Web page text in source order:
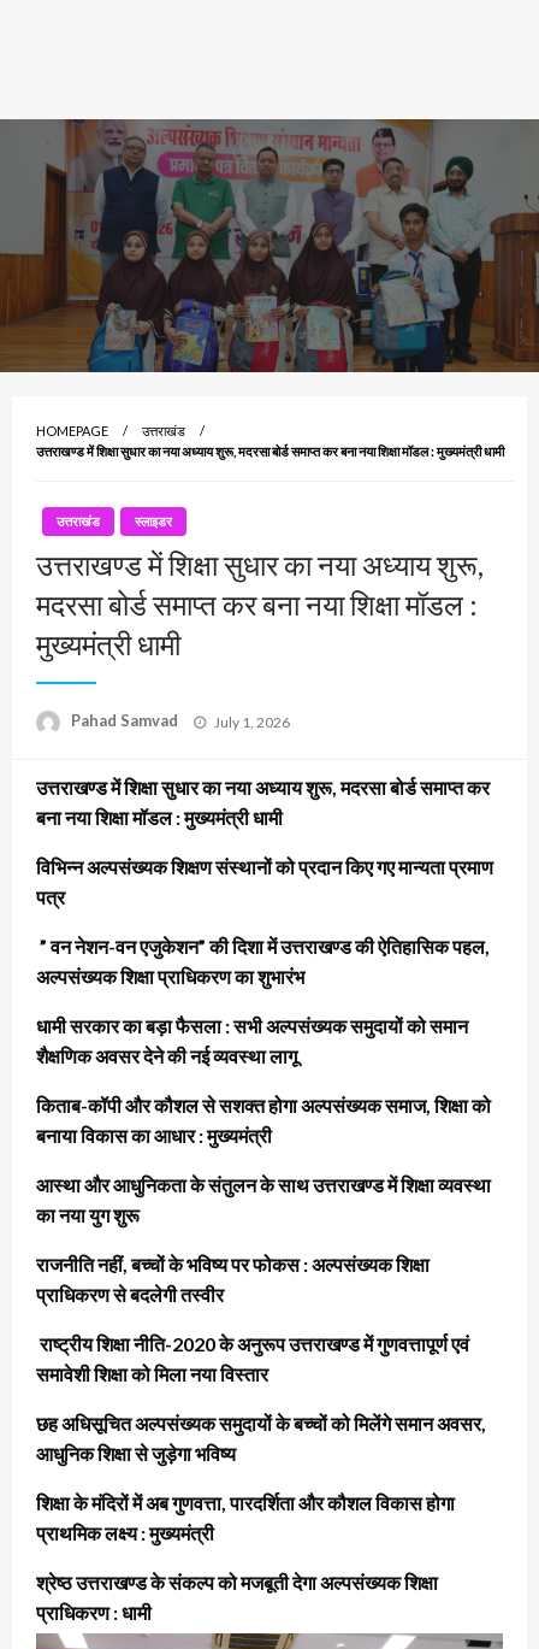
HOMEPAGE
उत्तराखंड
उत्तराखण्ड में शिक्षा सुधार का नया अध्याय शुरू, मदरसा बोर्ड समाप्त कर बना नया शिक्षा मॉडल : मुख्यमंत्री धामी
उत्तराखंड स्लाइडर
उत्तराखण्ड में शिक्षा सुधार का नया अध्याय शुरू,
मदरसा बोर्ड समाप्त कर बना नया शिक्षा मॉडल :
मुख्यमंत्री धामी
Pahad Samvad
Posted
July 1, 2026
उत्तराखण्ड में शिक्षा सुधार का नया अध्याय शुरू, मदरसा बोर्ड समाप्त कर
बना नया शिक्षा मॉडल : मुख्यमंत्री धामी
विभिन्न अल्पसंख्यक शिक्षण संस्थानों को प्रदान किए गए मान्यता प्रमाण
पत्र
” वन नेशन-वन एजुकेशन” की दिशा में उत्तराखण्ड की ऐतिहासिक पहल,
अल्पसंख्यक शिक्षा प्राधिकरण का शुभारंभ
धामी सरकार का बड़ा फैसला : सभी अल्पसंख्यक समुदायों को समान
शैक्षणिक अवसर देने की नई व्यवस्था लागू
किताब-कॉपी और कौशल से सशक्त होगा अल्पसंख्यक समाज, शिक्षा को
बनाया विकास का आधार : मुख्यमंत्री
आस्था और आधुनिकता के संतुलन के साथ उत्तराखण्ड में शिक्षा व्यवस्था
का नया युग शुरू
राजनीति नहीं, बच्चों के भविष्य पर फोकस : अल्पसंख्यक शिक्षा
प्राधिकरण से बदलेगी तस्वीर
राष्ट्रीय शिक्षा नीति-2020 के अनुरूप उत्तराखण्ड में गुणवत्तापूर्ण एवं
समावेशी शिक्षा को मिला नया विस्तार
छह अधिसूचित अल्पसंख्यक समुदायों के बच्चों को मिलेंगे समान अवसर,
आधुनिक शिक्षा से जुड़ेगा भविष्य
शिक्षा के मंदिरों में अब गुणवत्ता, पारदर्शिता और कौशल विकास होगा
प्राथमिक लक्ष्य : मुख्यमंत्री
श्रेष्ठ उत्तराखण्ड के संकल्प को मजबूती देगा अल्पसंख्यक शिक्षा
प्राधिकरण : धामी